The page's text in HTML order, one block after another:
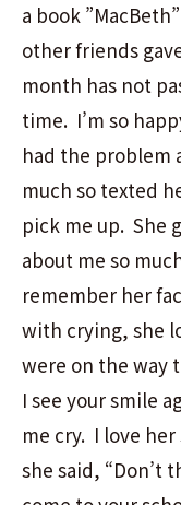
a book
other friends
month has not
time. I’m so
had the problem
much so texted
pick me up. She
about me so
remember her
with crying, she
were on the way
I see your smile
me cry. I love
she said, “Don’t